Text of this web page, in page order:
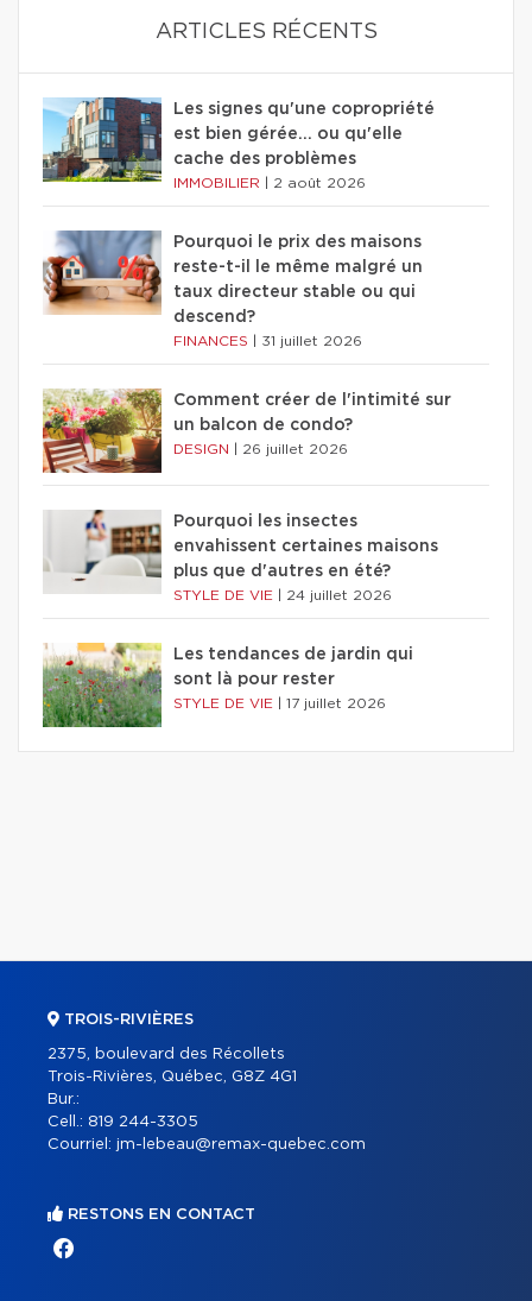
ARTICLES RÉCENTS
Les signes qu'une copropriété
est bien gérée… ou qu'elle
cache des problèmes
IMMOBILIER 2 août 2026
Pourquoi le prix des maisons
reste-t-il le même malgré un
taux directeur stable ou qui
descend?
FINANCES 31 juillet 2026
Comment créer de l'intimité sur
un balcon de condo?
DESIGN 26 juillet 2026
Pourquoi les insectes
envahissent certaines maisons
plus que d'autres en été?
STYLE DE VIE 24 juillet 2026
Les tendances de jardin qui
sont là pour rester
STYLE DE VIE 17 juillet 2026
TROIS-RIVIÈRES
2375, boulevard des Récollets
Trois-Rivières, Québec, G8Z 4G1
Bur.:
Cell.: 819 244-3305
Courriel: jm-lebeau@remax-quebec.com
RESTONS EN CONTACT